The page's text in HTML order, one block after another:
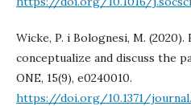
Wicke, P. i Bolognesi, M. (2020).
conceptualize and discuss the
ONE, 15(9), e0240010.
https://doi.org/10.1371/